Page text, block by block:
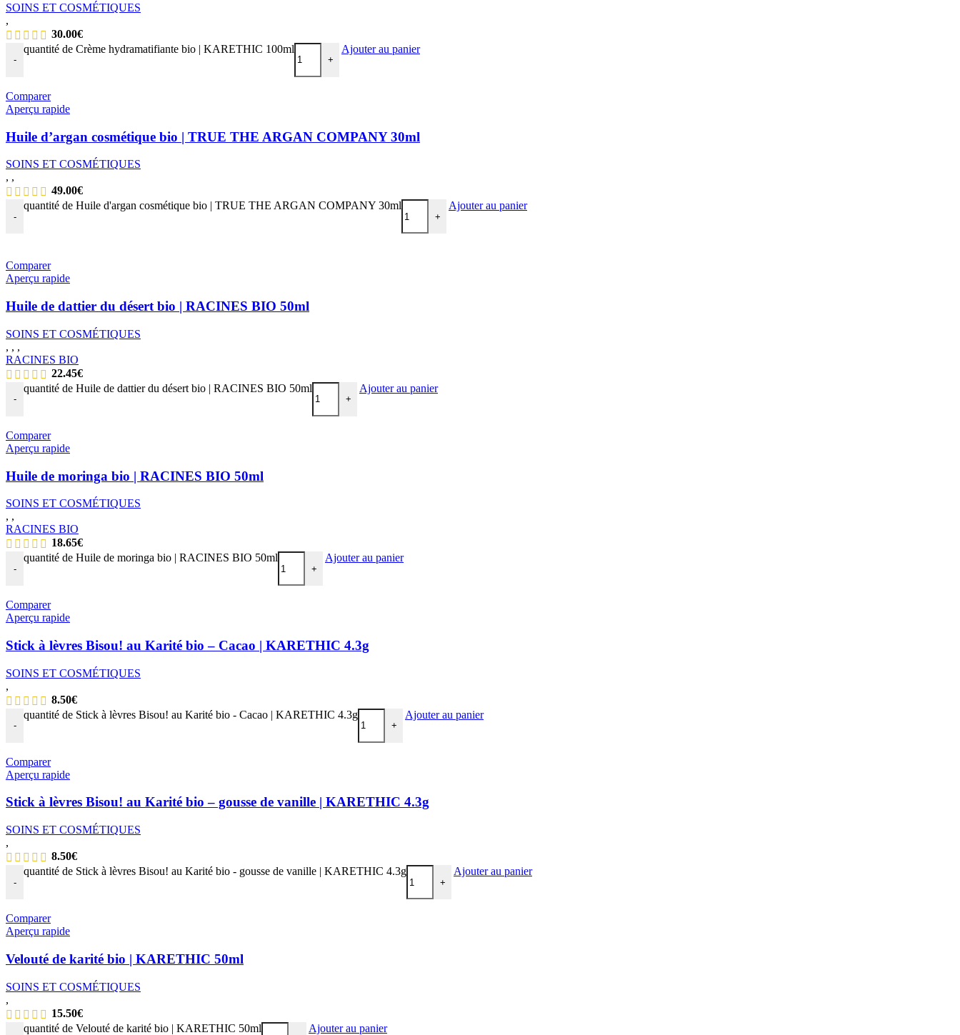
SOINS ET COSMÉTIQUES
,
30.00€
-
quantité de Crème hydramatifiante bio | KARETHIC 100ml
+
Ajouter au panier
Comparer
Aperçu rapide
Huile d’argan cosmétique bio | TRUE THE ARGAN COMPANY 30ml
SOINS ET COSMÉTIQUES
, ,
49.00€
-
quantité de Huile d'argan cosmétique bio | TRUE THE ARGAN COMPANY 30ml
+
Ajouter au panier
Comparer
Aperçu rapide
Huile de dattier du désert bio | RACINES BIO 50ml
SOINS ET COSMÉTIQUES
, , ,
RACINES BIO
22.45€
-
quantité de Huile de dattier du désert bio | RACINES BIO 50ml
+
Ajouter au panier
Comparer
Aperçu rapide
Huile de moringa bio | RACINES BIO 50ml
SOINS ET COSMÉTIQUES
, ,
RACINES BIO
18.65€
-
quantité de Huile de moringa bio | RACINES BIO 50ml
+
Ajouter au panier
Comparer
Aperçu rapide
Stick à lèvres Bisou! au Karité bio – Cacao | KARETHIC 4.3g
SOINS ET COSMÉTIQUES
,
8.50€
-
quantité de Stick à lèvres Bisou! au Karité bio - Cacao | KARETHIC 4.3g
+
Ajouter au panier
Comparer
Aperçu rapide
Stick à lèvres Bisou! au Karité bio – gousse de vanille | KARETHIC 4.3g
SOINS ET COSMÉTIQUES
,
8.50€
-
quantité de Stick à lèvres Bisou! au Karité bio - gousse de vanille | KARETHIC 4.3g
+
Ajouter au panier
Comparer
Aperçu rapide
Velouté de karité bio | KARETHIC 50ml
SOINS ET COSMÉTIQUES
,
15.50€
quantité de Velouté de karité bio | KARETHIC 50ml Ajouter au panier